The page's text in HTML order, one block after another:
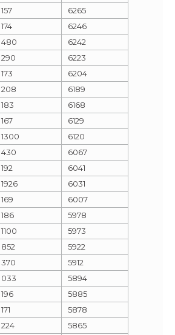
157
6265
174
6246
480
6242
290
6223
173
6204
208
6189
183
6168
167
6129
1300
6120
430
6067
192
6041
1926
6031
169
6007
186
5978
1100
5973
852
5922
370
5912
033
5894
196
5885
171
5878
224
5865